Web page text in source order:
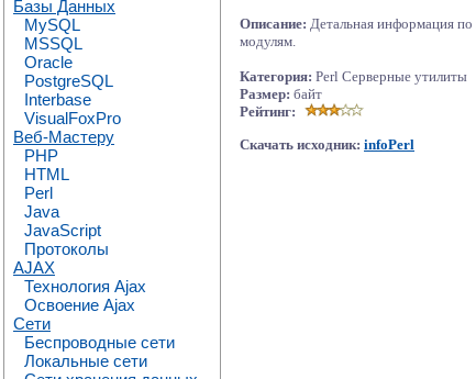
Базы Данных
MySQL
MSSQL
Oracle
PostgreSQL
Interbase
VisualFoxPro
Веб-Мастеру
PHP
HTML
Perl
Java
JavaScript
Протоколы
AJAX
Технология Ajax
Освоение Ajax
Сети
Беспроводные сети
Локальные сети
Описание: Детальная информация
модулям.
Категория: Perl Серверные утилиты
Размер: байт
Рейтинг:
Скачать исходник: infoPerl